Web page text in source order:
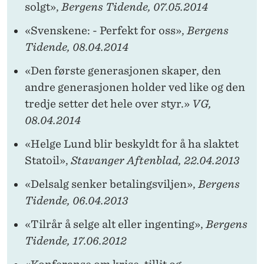
solgt», Bergens Tidende, 07.05.2014
«Svenskene: - Perfekt for oss», Bergens
Tidende, 08.04.2014
«Den første generasjonen skaper, den
andre generasjonen holder ved like og den
tredje setter det hele over styr.» VG,
08.04.2014
«Helge Lund blir beskyldt for å ha slaktet
Statoil», Stavanger Aftenblad, 22.04.2013
«Delsalg senker betalingsviljen», Bergens
Tidende, 06.04.2013
«Tilrår å selge alt eller ingenting», Bergens
Tidende, 17.06.2012